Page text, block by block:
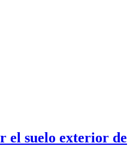
el suelo exterior de